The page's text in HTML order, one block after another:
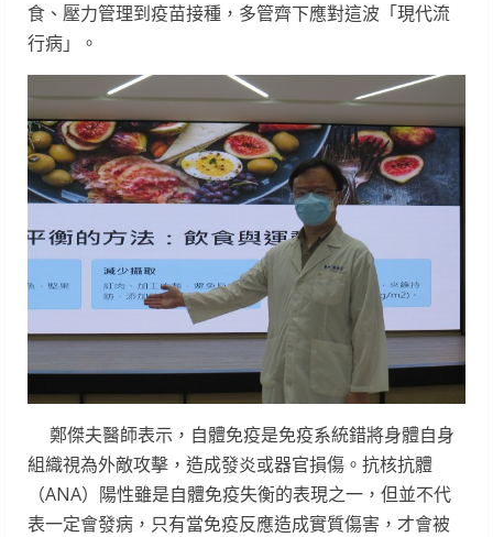
食、壓力管理到疫苗接種，多管齊下應對這波「現代流
行病」。
鄭傑夫醫師表示，自體免疫是免疫系統錯將身體自身
組織視為外敵攻擊，造成發炎或器官損傷。抗核抗體
（ANA）陽性雖是自體免疫失衡的表現之一，但並不代
表一定會發病，只有當免疫反應造成實質傷害，才會被